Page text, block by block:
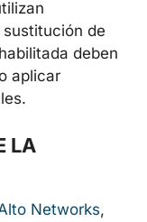
mayo de
de
o